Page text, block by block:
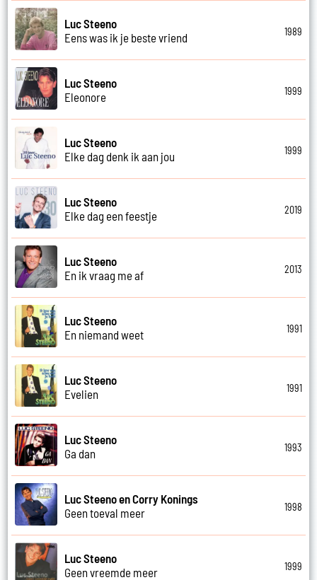
Luc Steeno
Eens was ik je beste vriend
1989
Luc Steeno
Eleonore
1999
Luc Steeno
Elke dag denk ik aan jou
1999
Luc Steeno
Elke dag een feestje
2019
Luc Steeno
En ik vraag me af
2013
Luc Steeno
En niemand weet
1991
Luc Steeno
Evelien
1991
Luc Steeno
Ga dan
1993
Luc Steeno en Corry Konings
Geen toeval meer
1998
Luc Steeno
Geen vreemde meer
1999